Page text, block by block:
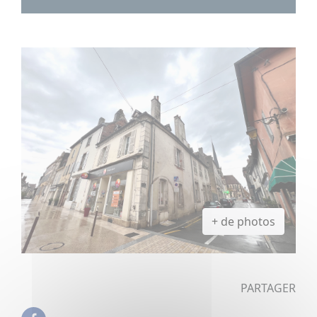
+ de photos
PARTAGER